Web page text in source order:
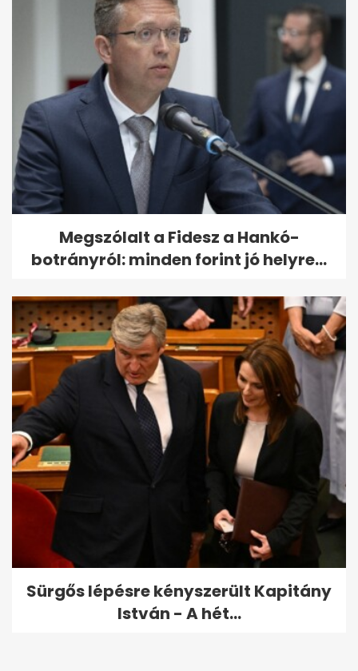
Megszólalt a Fidesz a Hankó-
botrányról: minden forint jó helyre...
Sürgős lépésre kényszerült Kapitány
István - A hét...